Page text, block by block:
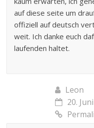
auf diese seite um
offiziell auf deutsch
weit. Ich danke euch
laufenden haltet.
Leon
20.